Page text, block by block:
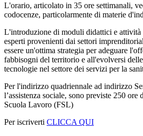
L'orario, articolato in 35 ore settimanali,
codocenze, particolarmente di materie
L'introduzione di moduli didattici e attività
esperti provenienti dai settori
essere un'ottima strategia per adeguare
fabbisogni del territorio e all'evolversi
tecnologie nel settore dei servizi per la
Per l'indirizzo quadriennale ad indirizzo
l’assistenza sociale, sono previste 250 ore
Scuola Lavoro (FSL)
Per iscriverti CLICCA QUI